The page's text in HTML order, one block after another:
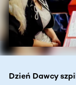
Dzień Dawcy